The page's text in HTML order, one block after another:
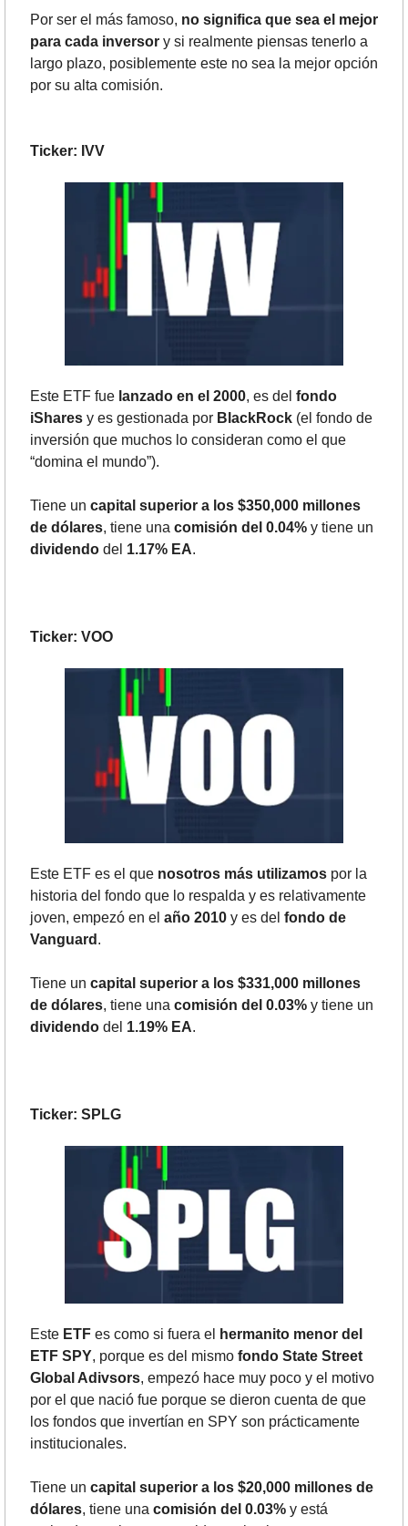
Por ser el más famoso, no significa que sea el mejor
para cada inversor y si realmente piensas tenerlo a
largo plazo, posiblemente este no sea la mejor opción
por su alta comisión.
Ticker: IVV
Este ETF fue lanzado en el 2000, es del fondo
iShares y es gestionada por BlackRock (el fondo de
inversión que muchos lo consideran como el que
“domina el mundo”).
Tiene un capital superior a los $350,000 millones
de dólares, tiene una comisión del 0.04%
dividendo del 1.17% EA.
Ticker: VOO
Este ETF es el que nosotros más utilizamos por la
historia del fondo que lo respalda y es relativamente
joven, empezó en el año 2010 y es del fondo de
Vanguard .
Tiene un capital superior a los $331,000 millones
de dólares, tiene una comisión del 0.03%
dividendo del 1.19% EA.
Ticker: SPLG
Este ETF es como si fuera el
hermanito menor del
ETF SPY, porque es del mismo fondo State Street
Global Adivsors, empezó hace muy poco y el motivo
por el que nació fue porque se dieron cuenta de que
los fondos que invertían en SPY son prácticamente
institucionales.
Tiene un capital superior a los $20,000 millones de
dólares, tiene una comisión del 0.03% y está